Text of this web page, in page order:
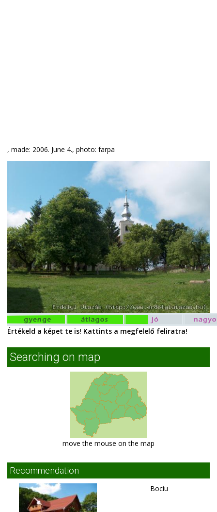
, made: 2006. June 4., photo: farpa
Értékeld a képet te is! Kattints a megfelelő feliratra!
Searching on map
move the mouse on the map
Recommendation
Bociu